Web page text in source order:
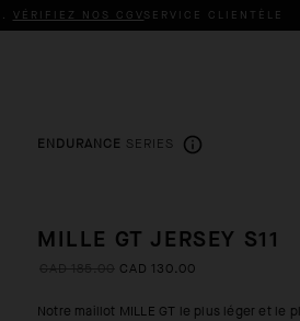
. VÉRIFIEZ NOS CGVSERVICE CLIENTÈLE
ENDURANCE SERIES
MILLE GT JERSEY S11
CAD 130.00
Notre maillot MILLE GT le plus léger et le